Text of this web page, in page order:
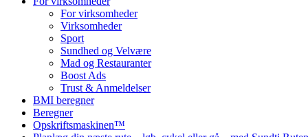
For virksomheder
Virksomheder
Sport
Sundhed og Velvære
Mad og Restauranter
Boost Ads
Trust & Anmeldelser
BMI beregner
Beregner
Opskriftsmaskinen™